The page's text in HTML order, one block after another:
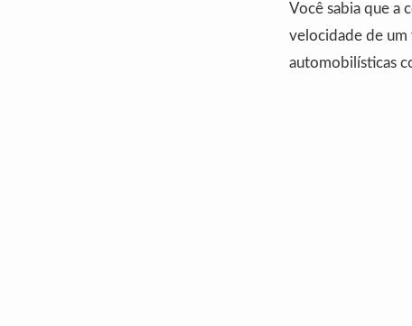
Você sabia que a
velocidade de um
automobilísticas